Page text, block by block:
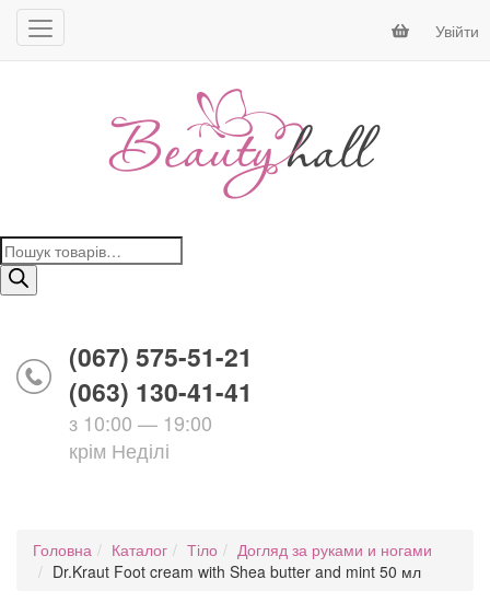
Увійти
Пошук
товарів
(067) 575-51-21
(063) 130-41-41
з 10:00 — 19:00
крім Неділі
Головна Каталог Тіло
Догляд за руками и ногами
Dr.Kraut Foot cream with Shea butter and mint 50 мл